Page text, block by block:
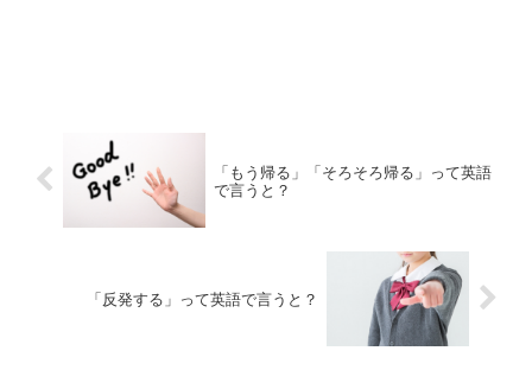
「もう帰る」「そろそろ帰る」って英語
で言うと？
「反発する」って英語で言うと？